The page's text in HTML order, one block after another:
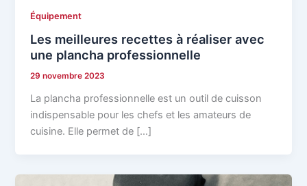
Équipement
Les meilleures recettes à réaliser avec
une plancha professionnelle
29 novembre 2023
La plancha professionnelle est un outil de cuisson
indispensable pour les chefs et les amateurs de
cuisine. Elle permet de […]